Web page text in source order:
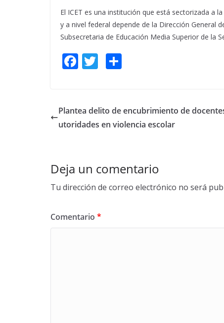
El ICET es una institución que está sectorizada a
y a nivel federal depende de la Dirección General
Subsecretaria de Educación Media Superior de la
F
b
o
T
er e
Plantea delito de encubrimiento de
utoridades en violencia escolar
Deja un comentario
Tu dirección de correo electrónico no será
Comentario *